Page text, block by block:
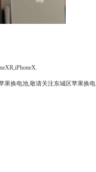
果换电池,敬请关注东城区苹果换电